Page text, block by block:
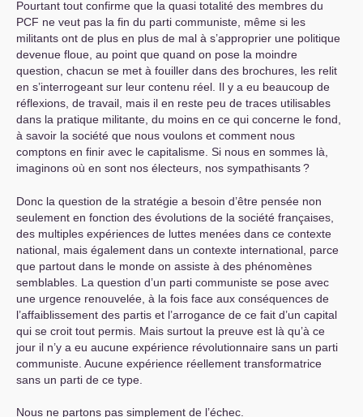
Pourtant tout confirme que la quasi totalité des membres du
PCF ne veut pas la fin du parti communiste, même si les
militants ont de plus en plus de mal à s’approprier une politique
devenue floue, au point que quand on pose la moindre
question, chacun se met à fouiller dans des brochures, les relit
en s’interrogeant sur leur contenu réel. Il y a eu beaucoup de
réflexions, de travail, mais il en reste peu de traces utilisables
dans la pratique militante, du moins en ce qui concerne le fond,
à savoir la société que nous voulons et comment nous
comptons en finir avec le capitalisme. Si nous en sommes là,
imaginons où en sont nos électeurs, nos sympathisants?
Donc la question de la stratégie a besoin d’être pensée non
seulement en fonction des évolutions de la société françaises,
des multiples expériences de luttes menées dans ce contexte
national, mais également dans un contexte international, parce
que partout dans le monde on assiste à des phénomènes
semblables. La question d’un parti communiste se pose avec
une urgence renouvelée, à la fois face aux conséquences de
l’affaiblissement des partis et l’arrogance de ce fait d’un capital
qui se croit tout permis. Mais surtout la preuve est là qu’à ce
jour il n’y a eu aucune expérience révolutionnaire sans un parti
communiste. Aucune expérience réellement transformatrice
sans un parti de ce type.
Nous ne partons pas simplement de l’échec.